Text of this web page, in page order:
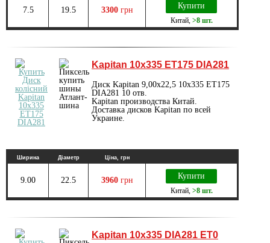
7.5 19.5 3300 грн Купити
Китай, >8 шт.
Kapitan 10x335 ET175 DIA281
Диск Kapitan 9,00х22,5 10x335 ET175
DIA281 10 отв.
Kapitan производства Китай.
Доставка дисков Kapitan по всей
Украине.
Ширина Діаметр Ціна, грн
9.00 22.5 3960 грн Купити
Китай, >8 шт.
Kapitan 10x335 DIA281 ET0